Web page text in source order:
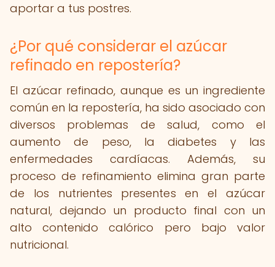
aportar a tus postres.
¿Por qué considerar el azúcar
refinado en repostería?
El azúcar refinado, aunque es un ingrediente
común en la repostería, ha sido asociado con
diversos problemas de salud, como el
aumento de peso, la diabetes y las
enfermedades cardíacas. Además, su
proceso de refinamiento elimina gran parte
de los nutrientes presentes en el azúcar
natural, dejando un producto final con un
alto contenido calórico pero bajo valor
nutricional.